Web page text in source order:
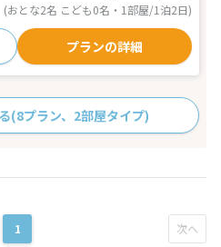
(おとな2名 こども0名・1部屋/1泊2日)
プランの詳細
(8プラン、2部屋タイプ)
1